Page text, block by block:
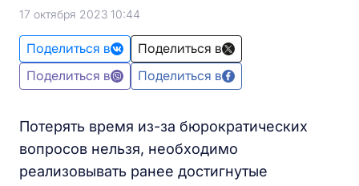
17 октября 2023 10:44
Поделиться в
Поделиться в
Поделиться в
Поделиться в
Потерять время из-за бюрократических
вопросов нельзя, необходимо
реализовывать ранее достигнутые